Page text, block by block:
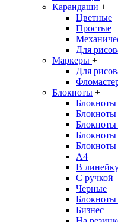
Карандаши +
Цветные
Простые
Для
Маркеры +
Для
Блокноты +
Блокноты
Блокноты
Блокноты
Блокноты
Блокноты
A4
В
С ручкой
Черные
Блокноты
Бизнес